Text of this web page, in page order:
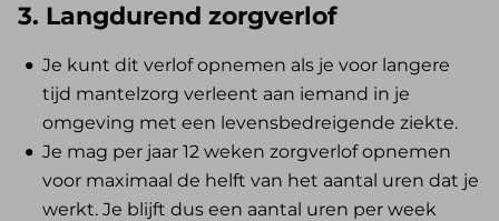
3. Langdurend zorgverlof
Je kunt dit verlof opnemen als je voor langere
tijd mantelzorg verleent aan iemand in je
omgeving met een levensbedreigende ziekte.
Je mag per jaar 12 weken zorgverlof opnemen
voor maximaal de helft van het aantal uren dat je
werkt. Je blijft dus een aantal uren per week